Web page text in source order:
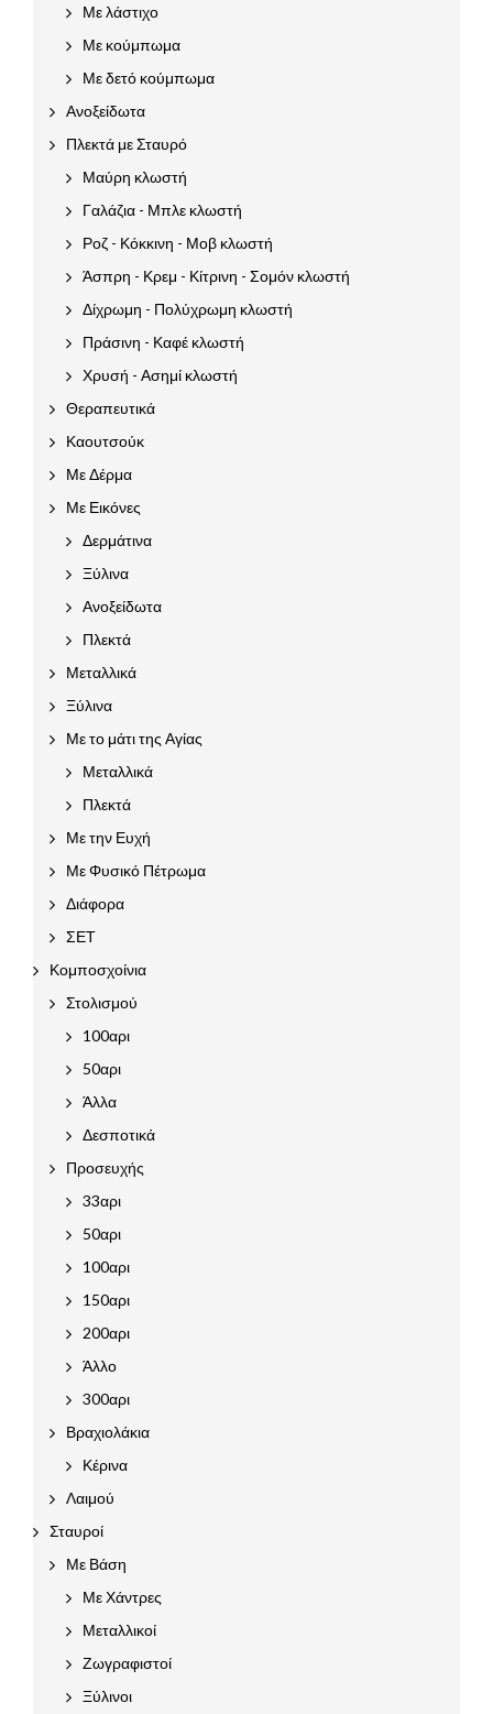
Με λάστιχο
Με κούμπωμα
Με δετό κούμπωμα
Ανοξείδωτα
Πλεκτά με Σταυρό
Μαύρη κλωστή
Γαλάζια - Μπλε κλωστή
Ροζ - Κόκκινη - Μοβ κλωστή
Άσπρη - Κρεμ - Κίτρινη - Σομόν κλωστή
Δίχρωμη - Πολύχρωμη κλωστή
Πράσινη - Καφέ κλωστή
Χρυσή - Ασημί κλωστή
Θεραπευτικά
Καουτσούκ
Με Δέρμα
Με Εικόνες
Δερμάτινα
Ξύλινα
Ανοξείδωτα
Πλεκτά
Μεταλλικά
Ξύλινα
Με το μάτι της Αγίας
Μεταλλικά
Πλεκτά
Με την Ευχή
Με Φυσικό Πέτρωμα
Διάφορα
ΣΕΤ
Κομποσχοίνια
Στολισμού
100αρι
50αρι
Άλλα
Δεσποτικά
Προσευχής
33αρι
50αρι
100αρι
150αρι
200αρι
Άλλο
300αρι
Βραχιολάκια
Κέρινα
Λαιμού
Σταυροί
Με Βάση
Με Χάντρες
Μεταλλικοί
Ζωγραφιστοί
Ξύλινοι